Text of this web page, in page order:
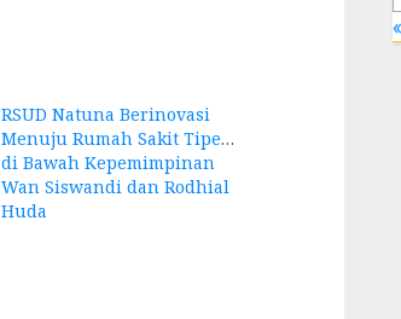
RSUD Natuna Berinovasi
Menuju Rumah Sakit Tipe B
di Bawah Kepemimpinan
Wan Siswandi dan Rodhial
Huda